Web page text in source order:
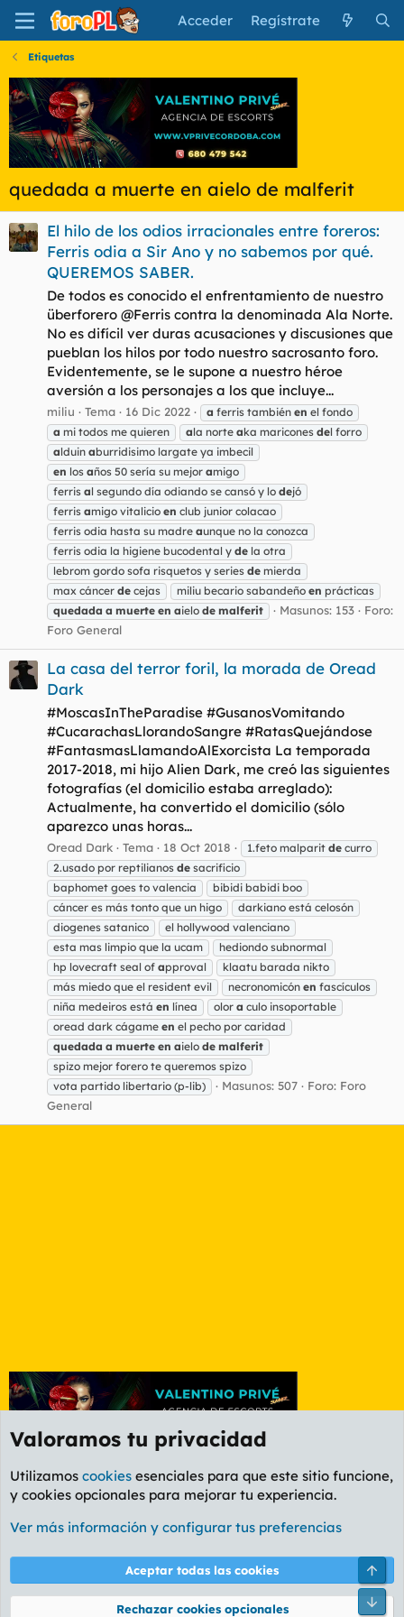
Acceder Regístrate
Etiquetas
quedada a muerte en aielo de malferit
El hilo de los odios irracionales entre foreros:
Ferris odia a Sir Ano y no sabemos por qué.
QUEREMOS SABER.
De todos es conocido el enfrentamiento de nuestro
überforero @Ferris contra la denominada Ala Norte.
No es difícil ver duras acusaciones y discusiones que
pueblan los hilos por todo nuestro sacrosanto foro.
Evidentemente, se le supone a nuestro héroe
aversión a los personajes a los que incluye...
miliu Tema 16 Dic 2022 a ferris también en el fondo
a mi todos me quieren ala norte aka maricones del forro
alduin aburridisimo largate ya imbecil
en los años 50 sería su mejor amigo
ferris al segundo día odiando se cansó y lo dejó
ferris amigo vitalicio en club junior colacao
ferris odia hasta su madre aunque no la conozca
ferris odia la higiene bucodental y de la otra
lebrom gordo sofa risquetos y series de mierda
max cáncer de cejas miliu becario sabandeño en prácticas
quedada a muerte en aielo de malferit Masunos: 153
Foro:
Foro General
La casa del terror foril, la morada de Oread
Dark
#MoscasInTheParadise #GusanosVomitando
#CucarachasLlorandoSangre #RatasQuejándose
#FantasmasLlamandoAlExorcista La temporada
2017-2018, mi hijo Alien Dark, me creó las siguientes
fotografías (el domicilio estaba arreglado):
Actualmente, ha convertido el domicilio (sólo
aparezco unas horas...
Oread Dark Tema 18 Oct 2018 1.feto malparit de curro
2.usado por reptilianos de sacrificio
baphomet goes to valencia
bibidi babidi boo
cáncer es más tonto que un higo
darkiano está celosón
diogenes satanico
el hollywood valenciano
esta mas limpio que la ucam
hediondo subnormal
hp lovecraft seal of approval
klaatu barada nikto
más miedo que el resident evil
necronomicón en fascículos
niña medeiros está en línea olor a culo insoportable
oread dark cágame en el pecho por caridad
quedada a muerte en aielo de malferit
spizo mejor forero te queremos spizo
vota partido libertario (p-lib)
Masunos: 507 Foro: Foro
General
Etiquetas
Cookies
PL OLDSTYLE AMARILLO
Términos y reglas Política de privacidad Ayuda
Valoramos tu privacidad
Utilizamos cookies esenciales para que este sitio funcione,
y cookies opcionales para mejorar tu experiencia.
Ver más información y configurar tus preferencias
Aceptar todas las cookies
Rechazar cookies opcionales
Pie